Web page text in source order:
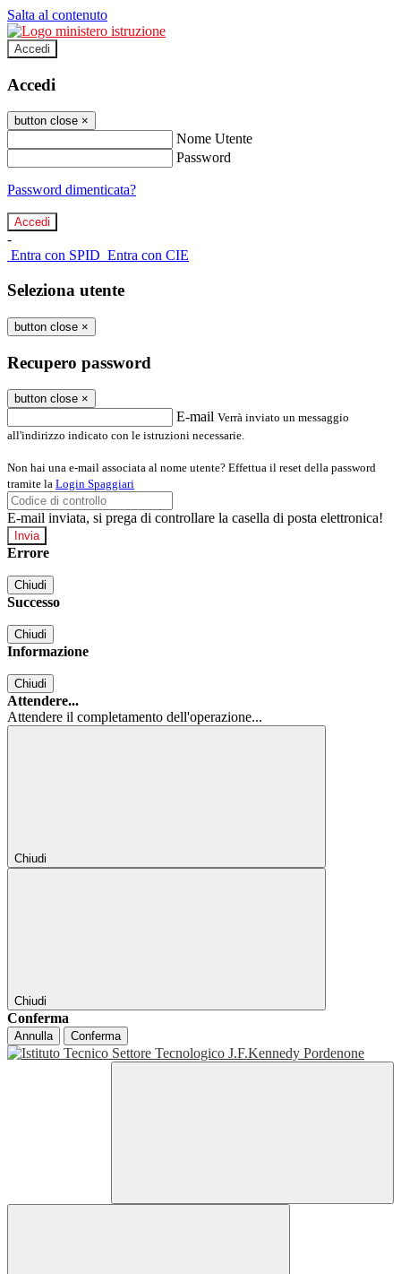
Salta al contenuto
Accedi
Accedi
button close ×
Nome Utente
Password
Password dimenticata?
-
Entra con SPID Entra con CIE
Seleziona utente
button close ×
Recupero password
button close ×
E-mail Verrà inviato un messaggio
all'indirizzo indicato con le istruzioni necessarie.
Non hai una e-mail associata al nome utente? Effettua il reset della password
tramite la Login Spaggiari
E-mail inviata, si prega di controllare la casella di posta elettronica!
Errore
Chiudi
Successo
Chiudi
Informazione
Chiudi
Attendere...
Attendere il completamento dell'operazione...
Chiudi
Chiudi
Conferma
Annulla Conferma